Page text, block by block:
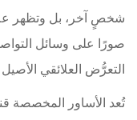
شخصٍ آخر، بل وتظهر
صورًا على وسائل
التعرُّض العلائقي
تُعد الأساور المخصصة